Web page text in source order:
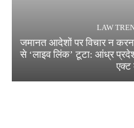
LAW
जमानत आदेशों पर विचार न
से ‘लाइव लिंक’ टूटा: आंध्र
एक्ट